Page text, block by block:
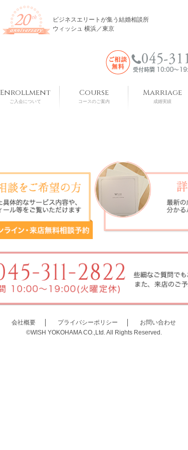
ビジネスエリートが集う結婚相談所
ウィッシュ 横浜／東京
Enrollment
ご入会について
Course
コースのご案内
Marriage
成婚実績
会社概要 プライバシーポリシー
お問い合わせ
©WISH YOKOHAMA CO.,Ltd. All Rights Reserved.